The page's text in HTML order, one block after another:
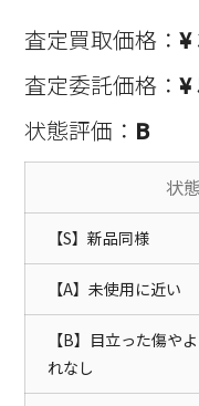
査定買取価格：¥
査定委託価格：¥
状態評価： B
状
【S】新品同様
【A】未使用に近い
【B】目立った傷や
れなし